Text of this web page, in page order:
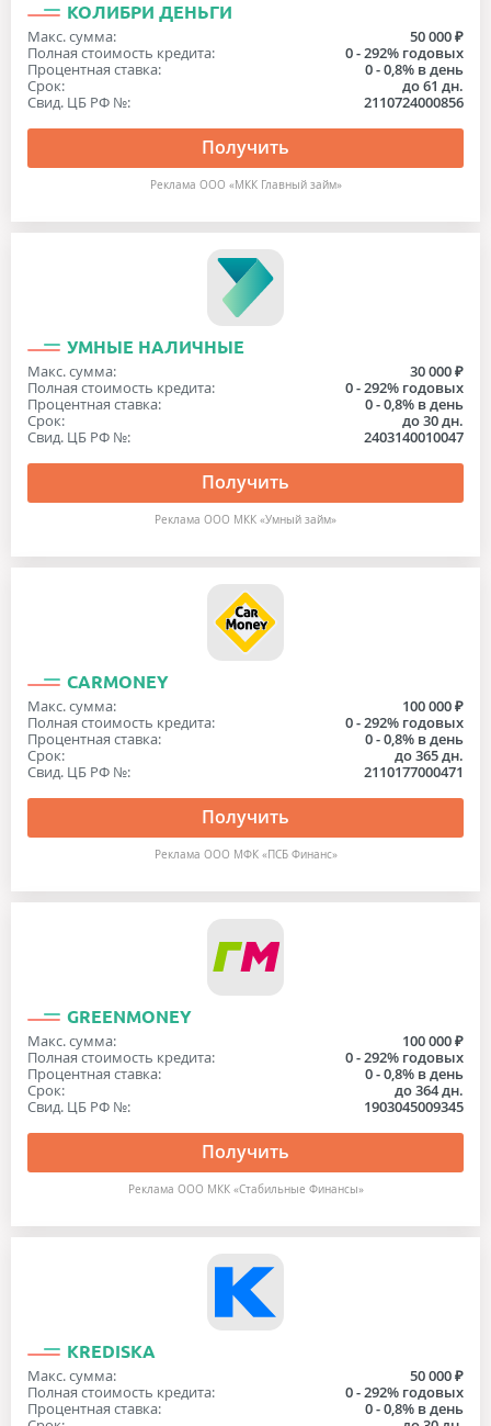
КОЛИБРИ ДЕНЬГИ
Макс. сумма:
50 000 ₽
Полная стоимость кредита:
0 - 292% годовых
Процентная ставка:
0 - 0,8% в день
Срок:
до 61 дн.
Свид. ЦБ РФ №:
2110724000856
Получить
Реклама ООО «МКК Главный займ»
УМНЫЕ НАЛИЧНЫЕ
Макс. сумма:
30 000 ₽
Полная стоимость кредита:
0 - 292% годовых
Процентная ставка:
0 - 0,8% в день
Срок:
до 30 дн.
Свид. ЦБ РФ №:
2403140010047
Получить
Реклама ООО МКК «Умный займ»
CARMONEY
Макс. сумма:
100 000 ₽
Полная стоимость кредита:
0 - 292% годовых
Процентная ставка:
0 - 0,8% в день
Срок:
до 365 дн.
Свид. ЦБ РФ №:
2110177000471
Получить
Реклама ООО МФК «ПСБ Финанс»
GREENMONEY
Макс. сумма:
100 000 ₽
Полная стоимость кредита:
0 - 292% годовых
Процентная ставка:
0 - 0,8% в день
Срок:
до 364 дн.
Свид. ЦБ РФ №:
1903045009345
Получить
Реклама ООО МКК «Стабильные Финансы»
KREDISKA
Макс. сумма:
50 000 ₽
Полная стоимость кредита:
0 - 292% годовых
Процентная ставка:
0 - 0,8% в день